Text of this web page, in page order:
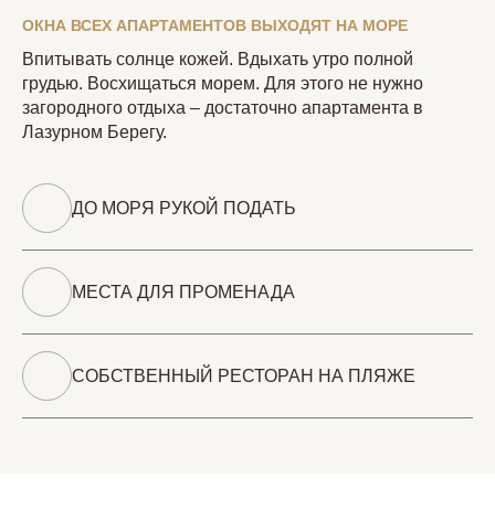
ОКНА ВСЕХ АПАРТАМЕНТОВ ВЫХОДЯТ НА МОРЕ
Впитывать солнце кожей. Вдыхать утро полной
грудью. Восхищаться морем. Для этого не нужно
загородного отдыха – достаточно апартамента в
Лазурном Берегу.
ДО МОРЯ РУКОЙ ПОДАТЬ
МЕСТА ДЛЯ ПРОМЕНАДА
СОБСТВЕННЫЙ РЕСТОРАН НА ПЛЯЖЕ